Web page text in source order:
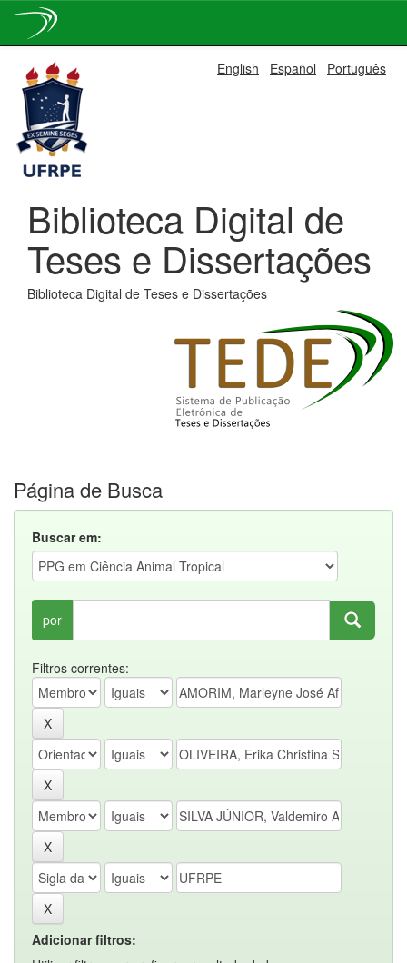
navigation
English Español Português
Biblioteca Digital de
Teses e Dissertações
Biblioteca Digital de Teses e Dissertações
Página de Busca
Buscar em:
por
Filtros correntes:
Adicionar filtros: